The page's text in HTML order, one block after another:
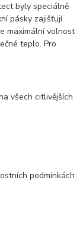
byly speciálně
pásky zajišťují
maximální volnost
teplo. Pro
všech citlivějších
podmínkách